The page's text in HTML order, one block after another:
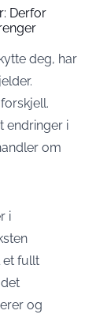
Derfor
deg, har
endringer i
om
i
et fullt
og